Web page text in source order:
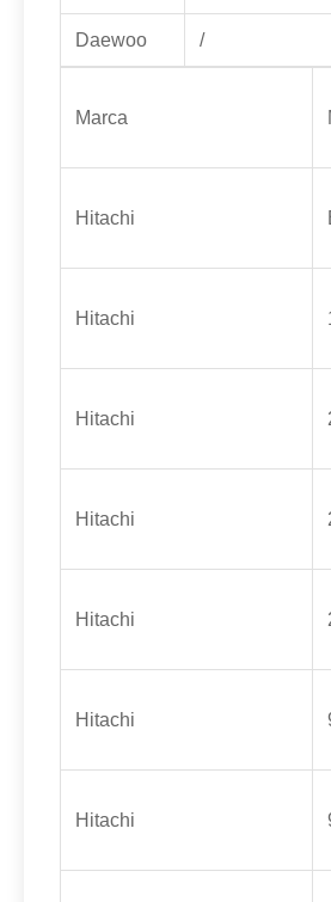
Daewoo /
Marca
Hitachi
Hitachi
Hitachi
Hitachi
Hitachi
Hitachi
Hitachi